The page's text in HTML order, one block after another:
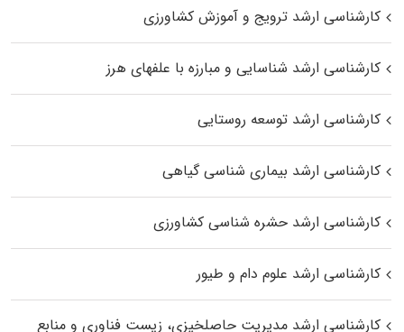
کارشناسی ارشد ترویج و آموزش کشاورزی
کارشناسی ارشد شناسایی و مبارزه با علفهای هرز
کارشناسی ارشد توسعه روستایی
کارشناسی ارشد بیماری‌ شناسی گیاهی
کارشناسی ارشد حشره‌ شناسی کشاورزی
کارشناسی ارشد علوم دام و طیور
کارشناسی ارشد مدیریت حاصلخیزی، زیست فناوری و منابع